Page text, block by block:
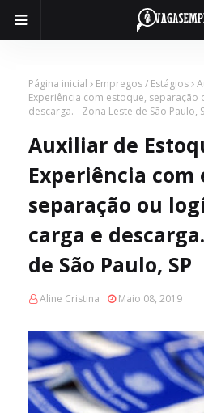
Página inicial Empregos / Estágios
Experiência com estoque, separação
descarga. - Zona Leste de São Paulo,
Auxiliar de
Experiência com
separação ou
carga e
de São Paulo, SP
Aline Cristina Maio 08, 2019